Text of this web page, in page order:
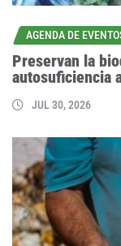
AGENDA DE
Preservan la
autosuficiencia
JUL 30, 2026